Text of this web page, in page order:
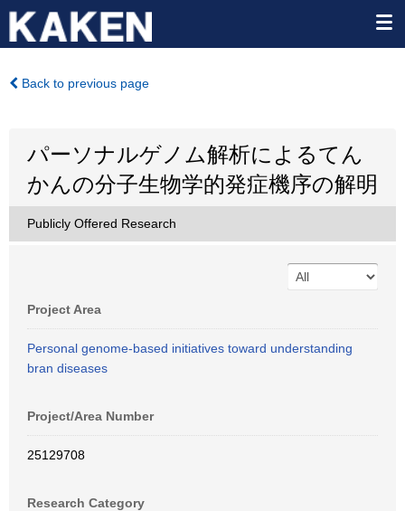
Back to previous page
パーソナルゲノム解析によるてん
かんの分子生物学的発症機序の解明
Publicly Offered Research
Project Area
Personal genome-based initiatives toward understanding
bran diseases
Project/Area Number
25129708
Research Category